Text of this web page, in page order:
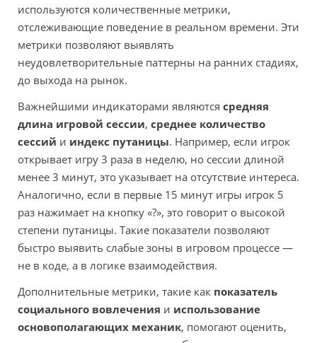
используются количественные метрики,
отслеживающие поведение в реальном времени. Эти
метрики позволяют выявлять
неудовлетворительные паттерны на ранних стадиях,
до выхода на рынок.
Важнейшими индикаторами являются средняя
длина игровой сессии, среднее количество
сессий и индекс путаницы. Например, если игрок
открывает игру 3 раза в неделю, но сессии длиной
менее 3 минут, это указывает на отсутствие интереса.
Аналогично, если в первые 15 минут игры игрок 5
раз нажимает на кнопку «?», это говорит о высокой
степени путаницы. Такие показатели позволяют
быстро выявить слабые зоны в игровом процессе —
не в коде, а в логике взаимодействия.
Дополнительные метрики, такие как показатель
социального вовлечения и использование
основополагающих механик, помогают оценить,